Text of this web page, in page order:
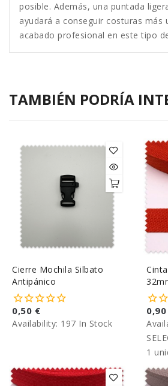
posible. Además, una puntada
ayudará a conseguir costuras más
acabado profesional en este tipo
TAMBIÉN PODRÍA
Cierre Mochila Silbato
Antipánico
0,50 €
Availability: 197 In Stock
1
por